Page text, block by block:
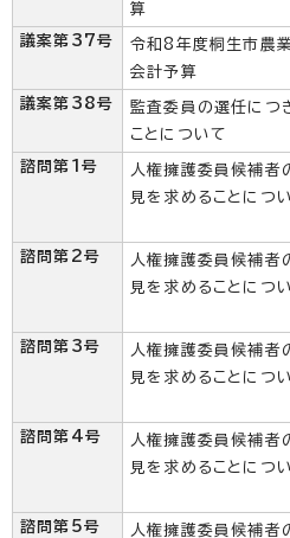
算
議案第37号
令和8年度桐生市農
会計予算
議案第38号
監査委員の選任につ
ことについて
諮問第1号
人権擁護委員候補者
見を求めることにつ
諮問第2号
人権擁護委員候補者
見を求めることにつ
諮問第3号
人権擁護委員候補者
見を求めることにつ
諮問第4号
人権擁護委員候補者
見を求めることにつ
諮問第5号 人権擁護委員候補者